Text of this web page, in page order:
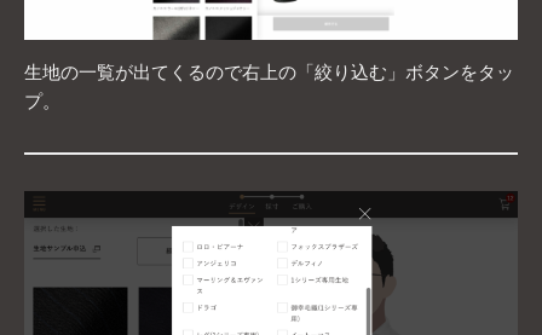
生地の一覧が出てくるので右上の「絞り込む」ボタンをタッ
プ。